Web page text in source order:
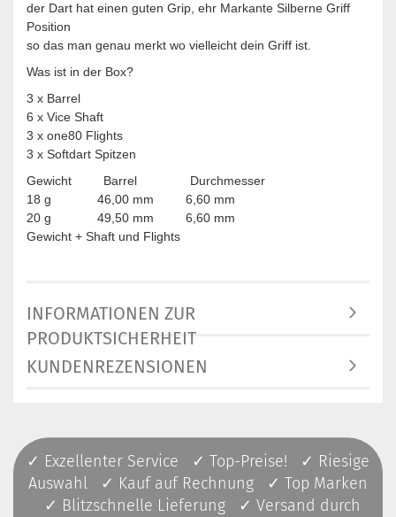
der Dart hat einen guten Grip, ehr Markante Silberne Griff
Position
so das man genau merkt wo vielleicht dein Griff ist.
Was ist in der Box?
3 x Barrel
6 x Vice Shaft
3 x one80 Flights
3 x Softdart Spitzen
Gewicht Barrel Durchmesser
18 g 46,00 mm 6,60 mm
20 g 49,50 mm 6,60 mm
Gewicht + Shaft und Flights
INFORMATIONEN ZUR
PRODUKTSICHERHEIT
KUNDENREZENSIONEN
✓ Exzellenter Service ✓ Top-Preise! ✓ Riesige
Auswahl ✓ Kauf auf Rechnung ✓ Top Marken
✓ Blitzschnelle Lieferung ✓ Versand durch